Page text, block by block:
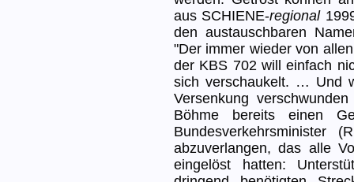
aus SCHIENE-regional
den austauschbaren
"Der immer wieder von
der KBS 702 will einfach
sich verschaukelt. … Und
Versenkung
Böhme bereits einen
Bundesverkehrsminister
abzuverlangen, das alle
eingelöst hatten: